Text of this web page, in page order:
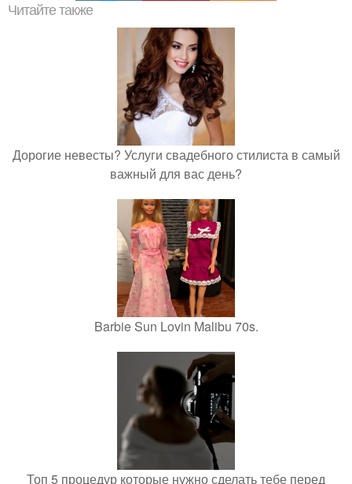
Читайте также
Дорогие невесты? Услуги свадебного стилиста в самый
важный для вас день?
Barbie Sun Lovin Malibu 70s.
Топ 5 процедур которые нужно сделать тебе перед